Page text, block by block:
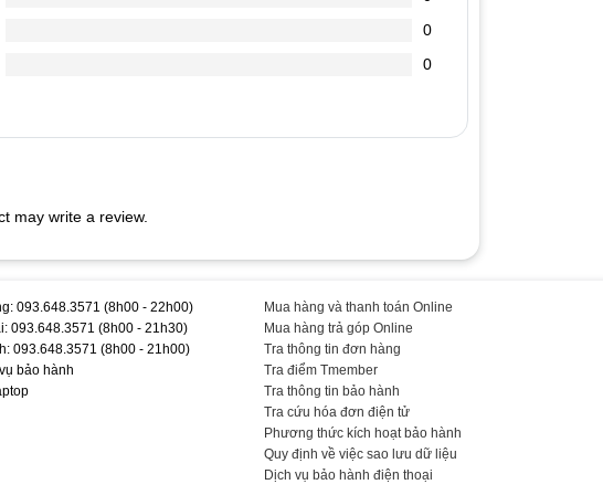
hơn.
vào Laptop (vì dòng điện đi vào sạc nó sẽ ổn định dòng
chết nguồn
0
0
may write a review.
093.648.3571 (8h00 - 22h00)
093.648.3571 (8h00 - 21h30)
093.648.3571 (8h00 - 21h00)
bảo hành
Mua hàng và thanh toán Online
Mua hàng trả góp Online
Tra thông tin đơn hàng
Tra điểm Tmember
Tra thông tin bảo hành
Tra cứu hóa đơn điện tử
Phương thức kích hoạt bảo hành
Quy định về việc sao lưu dữ liệu
Dịch vụ bảo hành điện thoại